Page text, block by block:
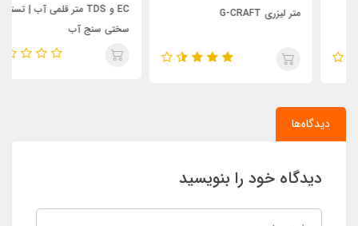
متر لیزری G-CRAFT
EC و TDS متر قلمی آب | تستر
سختی سنج آب
دیدگاه‌ها
دیدگاه خود را بنویسید